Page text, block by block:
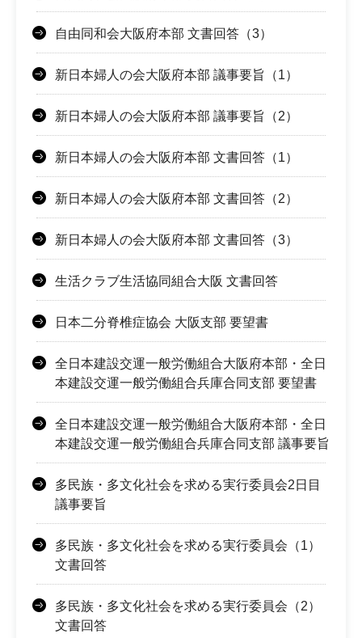
自由同和会大阪府本部 文書回答（3）
新日本婦人の会大阪府本部 議事要旨（1）
新日本婦人の会大阪府本部 議事要旨（2）
新日本婦人の会大阪府本部 文書回答（1）
新日本婦人の会大阪府本部 文書回答（2）
新日本婦人の会大阪府本部 文書回答（3）
生活クラブ生活協同組合大阪 文書回答
日本二分脊椎症協会 大阪支部 要望書
全日本建設交運一般労働組合大阪府本部・全日
本建設交運一般労働組合兵庫合同支部 要望書
全日本建設交運一般労働組合大阪府本部・全日
本建設交運一般労働組合兵庫合同支部 議事要旨
多民族・多文化社会を求める実行委員会2日目
議事要旨
多民族・多文化社会を求める実行委員会（1）
文書回答
多民族・多文化社会を求める実行委員会（2）
文書回答